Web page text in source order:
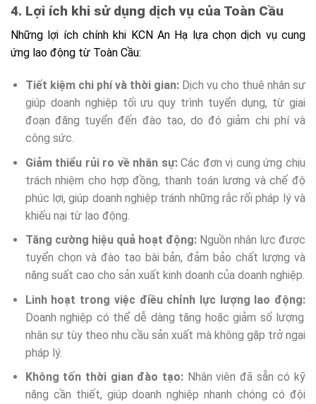
4. Lợi ích khi sử dụng dịch vụ của Toàn Cầu
Những lợi ích chính khi KCN An Hạ lựa chọn dịch vụ cung
ứng lao động từ Toàn Cầu:
Tiết kiệm chi phí và thời gian: Dịch vụ cho thuê nhân sự
giúp doanh nghiệp tối ưu quy trình tuyển dụng, từ giai
đoạn đăng tuyển đến đào tạo, do đó giảm chi phí và
công sức.
Giảm thiểu rủi ro về nhân sự:Các đơn vị cung ứng chịu
trách nhiệm cho hợp đồng, thanh toán lương và chế độ
phúc lợi, giúp doanh nghiệp tránh những rắc rối pháp lý và
khiếu nại từ lao động.
Tăng cường hiệu quả hoạt động:Nguồn nhân lực được
tuyển chọn và đào tạo bài bản, đảm bảo chất lượng và
năng suất cao cho sản xuất kinh doanh của doanh nghiệp.
Linh hoạt trong việc điều chỉnh lực lượng lao động:
Doanh nghiệp có thể dễ dàng tăng hoặc giảm số lượng
nhân sự tùy theo nhu cầu sản xuất mà không gặp trở ngại
pháp lý.
Không tốn thời gian đào tạo: Nhân viên đã sẵn có kỹ
năng cần thiết, giúp doanh nghiệp nhanh chóng có đội